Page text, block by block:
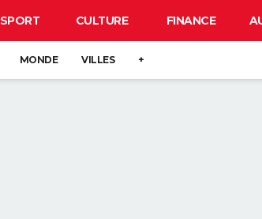
SPORT CULTURE FINANCE
MONDE VILLES +